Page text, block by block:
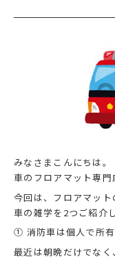
みなさまこんにちは。
車のフロアマット専門
今回は、フロアマッ
車の雑学を2つご紹介
① 消防車は個人で所有
最近は朝晩だけでなく、